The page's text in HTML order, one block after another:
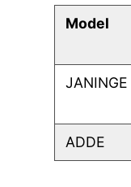
Model
JANINGE
ADDE